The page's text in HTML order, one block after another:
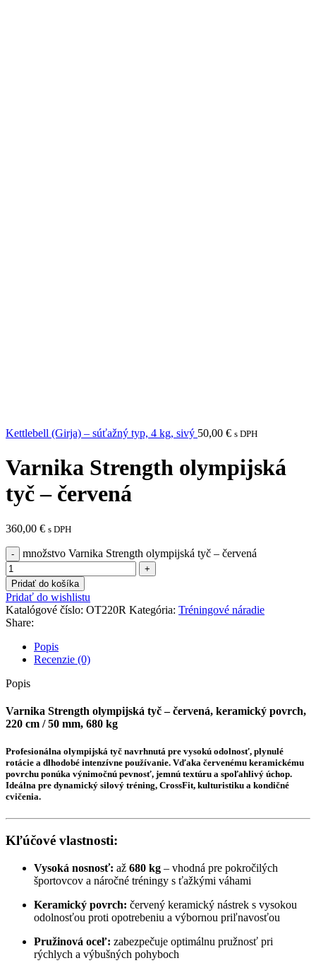
Kettlebell (Girja) – súťažný typ, 4 kg, sivý 50,00 € s DPH
Varnika Strength olympijská
tyč – červená
360,00 € s DPH
množstvo Varnika Strength olympijská tyč – červená
Pridať do košíka
Pridať do wishlistu
Katalógové číslo: OT220R Kategória: Tréningové náradie
Share:
Popis
Recenzie (0)
Popis
Varnika Strength olympijská tyč – červená, keramický povrch,
220 cm / 50 mm, 680 kg
Profesionálna olympijská tyč navrhnutá pre vysokú odolnosť, plynulé
rotácie a dlhodobé intenzívne používanie. Vďaka červenému keramickému
povrchu ponúka výnimočnú pevnosť, jemnú textúru a spoľahlivý úchop.
Ideálna pre dynamický silový tréning, CrossFit, kulturistiku a kondičné
cvičenia.
Kľúčové vlastnosti:
Vysoká nosnosť: až 680 kg – vhodná pre pokročilých
športovcov a náročné tréningy s ťažkými váhami
Keramický povrch: červený keramický nástrek s vysokou
odolnosťou proti opotrebeniu a výbornou priľnavosťou
Pružinová oceľ: zabezpečuje optimálnu pružnosť pri
rýchlych a výbušných pohyboch